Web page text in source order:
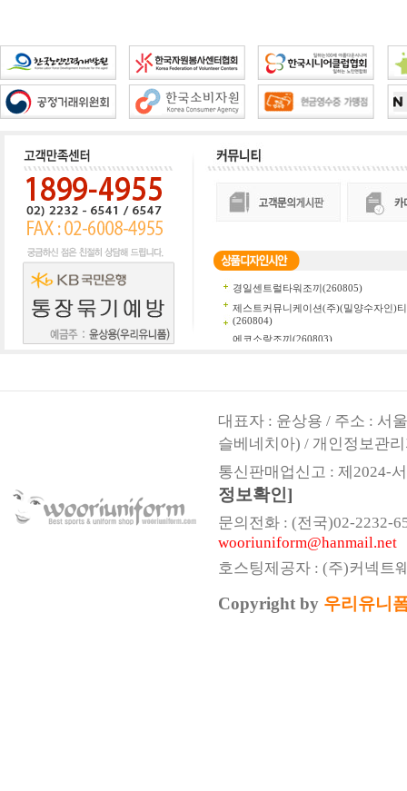
대표자 : 윤상용 / 주소 : 서
슬베네치아) / 개인정보관
통신판매업신고 : 제2024-
정보확인]
문의전화 : (전국)02-2232-
wooriuniform@hanmail.net
호스팅제공자 : (주)커넥트
Copyright by 우리유니